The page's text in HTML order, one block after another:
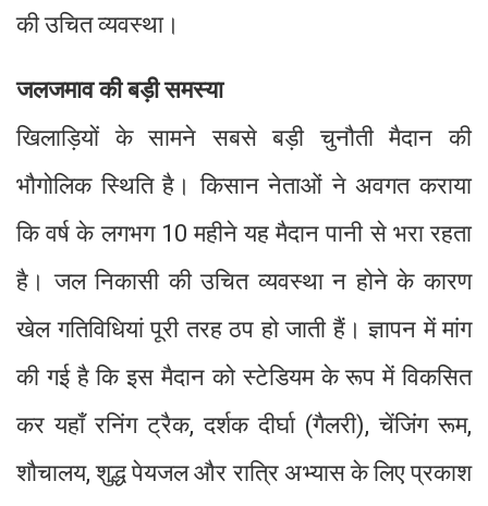
की उचित व्यवस्था।
जलजमाव की बड़ी समस्या
खिलाड़ियों के सामने सबसे बड़ी चुनौती मैदान की
भौगोलिक स्थिति है। किसान नेताओं ने अवगत कराया
कि वर्ष के लगभग 10 महीने यह मैदान पानी से भरा रहता
है। जल निकासी की उचित व्यवस्था न होने के कारण
खेल गतिविधियां पूरी तरह ठप हो जाती हैं। ज्ञापन में मांग
की गई है कि इस मैदान को स्टेडियम के रूप में विकसित
कर यहाँ रनिंग ट्रैक, दर्शक दीर्घा (गैलरी), चेंजिंग रूम,
शौचालय, शुद्ध पेयजल और रात्रि अभ्यास के लिए प्रकाश